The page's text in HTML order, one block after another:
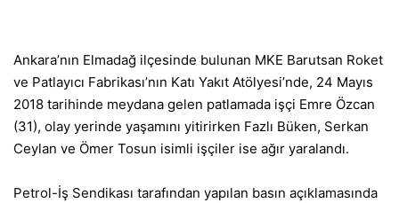
Ankara’nın Elmadağ ilçesinde bulunan MKE Barutsan Roket
ve Patlayıcı Fabrikası’nın Katı Yakıt Atölyesi’nde, 24 Mayıs
2018 tarihinde meydana gelen patlamada işçi Emre Özcan
(31), olay yerinde yaşamını yitirirken Fazlı Büken, Serkan
Ceylan ve Ömer Tosun isimli işçiler ise ağır yaralandı.
Petrol-İş Sendikası tarafından yapılan basın açıklamasında